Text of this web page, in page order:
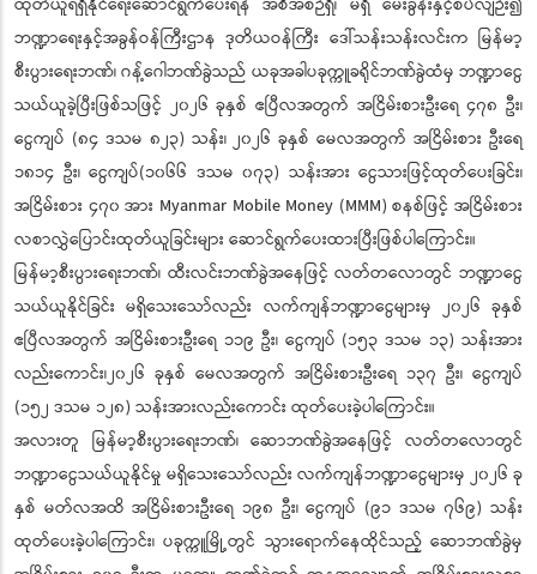
ထုတ်ယူရရှိနိုင်ရေးဆောင်ရွက်ပေးရန် အစီအစဉ်ရှိ၊ မရှိ မေးခွန်းနှင့်စပ်လျဉ်း၍
ဘဏ္ဍာရေးနှင့်အခွန်ဝန်ကြီးဌာန ဒုတိယဝန်ကြီး ဒေါ်သန်းသန်းလင်းက မြန်မာ့
စီးပွားရေးဘဏ်၊ ဂန့်ဂေါဘဏ်ခွဲသည် ယခုအခါပခုက္ကူခရိုင်ဘဏ်ခွဲထံမှ ဘဏ္ဍာငွေ
သယ်ယူခဲ့ပြီးဖြစ်သဖြင့် ၂၀၂၆ ခုနှစ် ဧပြီလအတွက် အငြိမ်းစားဦးရေ ၄၇၈ ဦး၊
ငွေကျပ် (၈၄ ဒသမ ၈၂၃) သန်း၊ ၂၀၂၆ ခုနှစ် မေလအတွက် အငြိမ်းစား ဦးရေ
၁၈၁၄ ဦး၊ ငွေကျပ်(၁၀၆၆ ဒသမ ၀၇၃) သန်းအား ငွေသားဖြင့်ထုတ်ပေးခြင်း၊
အငြိမ်းစား ၄၇၀ အား Myanmar Mobile Money (MMM) စနစ်ဖြင့် အငြိမ်းစား
လစာလွှဲပြောင်းထုတ်ယူခြင်းများ ဆောင်ရွက်ပေးထားပြီးဖြစ်ပါကြောင်း။
မြန်မာ့စီးပွားရေးဘဏ်၊ ထီးလင်းဘဏ်ခွဲအနေဖြင့် လတ်တလောတွင် ဘဏ္ဍာငွေ
သယ်ယူနိုင်ခြင်း မရှိသေးသော်လည်း လက်ကျန်ဘဏ္ဍာငွေများမှ ၂၀၂၆ ခုနှစ်
ဧပြီလအတွက် အငြိမ်းစားဦးရေ ၁၁၉ ဦး၊ ငွေကျပ် (၁၅၃ ဒသမ ၁၃) သန်းအား
လည်းကောင်း၊၂၀၂၆ ခုနှစ် မေလအတွက် အငြိမ်းစားဦးရေ ၁၃၇ ဦး၊ ငွေကျပ်
(၁၅၂ ဒသမ ၁၂၈) သန်းအားလည်းကောင်း ထုတ်ပေးခဲ့ပါကြောင်း။
အလားတူ မြန်မာ့စီးပွားရေးဘဏ်၊ ဆောဘဏ်ခွဲအနေဖြင့် လတ်တလောတွင်
ဘဏ္ဍာငွေသယ်ယူနိုင်မှု မရှိသေးသော်လည်း လက်ကျန်ဘဏ္ဍာငွေများမှ ၂၀၂၆ ခု
နှစ် မတ်လအထိ အငြိမ်းစားဦးရေ ၁၉၈ ဦး၊ ငွေကျပ် (၉၁ ဒသမ ၇၆၉) သန်း
ထုတ်ပေးခဲ့ပါကြောင်း၊ ပခုက္ကူမြို့တွင် သွားရောက်နေထိုင်သည့် ဆောဘဏ်ခွဲမှ